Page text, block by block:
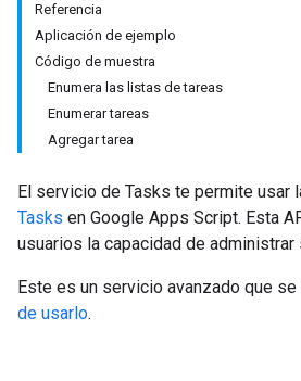
Referencia
Aplicación de ejemplo
Código de muestra
Enumera las listas de tareas
Enumerar tareas
Agregar tarea
El servicio de Tasks te permite usar
Tasks en Google Apps Script. Esta
usuarios la capacidad de administrar
Este es un servicio avanzado que
de usarlo.